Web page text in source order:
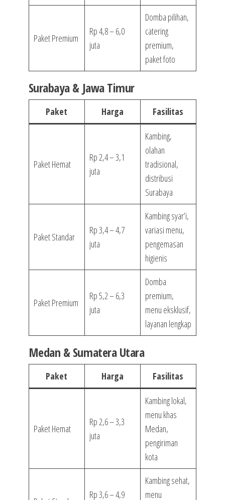
Paket Premium
Rp 4,8 – 6,0
juta
Domba pilihan,
catering
premium,
paket foto
Surabaya & Jawa Timur
Paket Harga Fasilitas
Paket Hemat
Rp 2,4 – 3,1
juta
Kambing,
olahan
tradisional,
distribusi
Surabaya
Paket Standar
Rp 3,4 – 4,7
juta
Kambing syar’i,
variasi menu,
pengemasan
higienis
Paket Premium
Rp 5,2 – 6,3
juta
Domba
premium,
menu eksklusif,
layanan lengkap
Medan & Sumatera Utara
Paket Harga Fasilitas
Paket Hemat
Rp 2,6 – 3,3
juta
Kambing lokal,
menu khas
Medan,
pengiriman
kota
Rp 3,6 – 4,9
Kambing sehat,
menu